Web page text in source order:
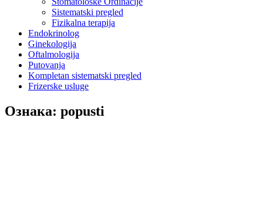
Sistematski pregled
Fizikalna terapija
Endokrinolog
Ginekologija
Oftalmologija
Putovanja
Kompletan sistematski pregled
Frizerske usluge
Ознака: popusti